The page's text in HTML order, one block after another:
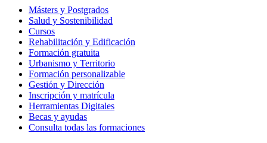
Másters y Postgrados
Salud y Sostenibilidad
Cursos
Rehabilitación y Edificación
Formación gratuita
Urbanismo y Territorio
Formación personalizable
Gestión y Dirección
Inscripción y matrícula
Herramientas Digitales
Becas y ayudas
Consulta todas las formaciones